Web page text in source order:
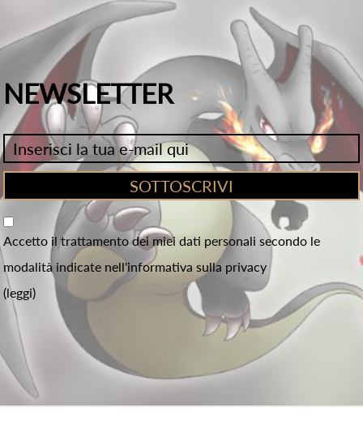
NEWSLETTER
Accetto il trattamento dei miei dati personali secondo le
modalità indicate nell'informativa sulla privacy
(leggi)